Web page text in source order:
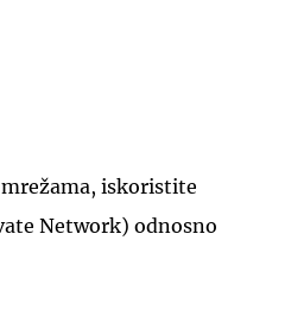
iskoristite
Network) odnosno